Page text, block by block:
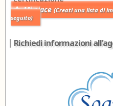
Mi piace (Creati una lista di
seguito)
Richiedi informazioni